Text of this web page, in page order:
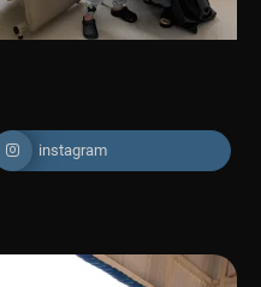
instagram